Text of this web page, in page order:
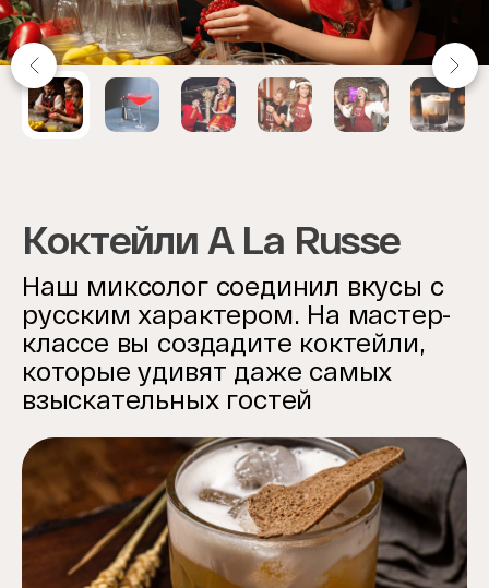
Item
Коктейли A La Russe
Наш миксолог соединил вкусы с
русским характером. На мастер-
классе вы создадите коктейли,
которые удивят даже самых
взыскательных гостей